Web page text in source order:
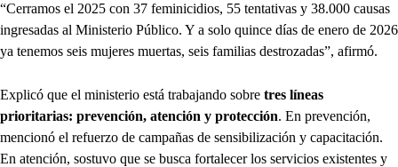
“Cerramos el 2025 con 37 feminicidios, 55 tentativas y 38.000 causas
ingresadas al Ministerio Público. Y a solo quince días de enero de 2026
ya tenemos seis mujeres muertas, seis familias destrozadas”, afirmó.
Explicó que el ministerio está trabajando sobre tres líneas
prioritarias: prevención, atención y protección. En prevención,
mencionó el refuerzo de campañas de sensibilización y capacitación.
En atención, sostuvo que se busca fortalecer los servicios existentes y